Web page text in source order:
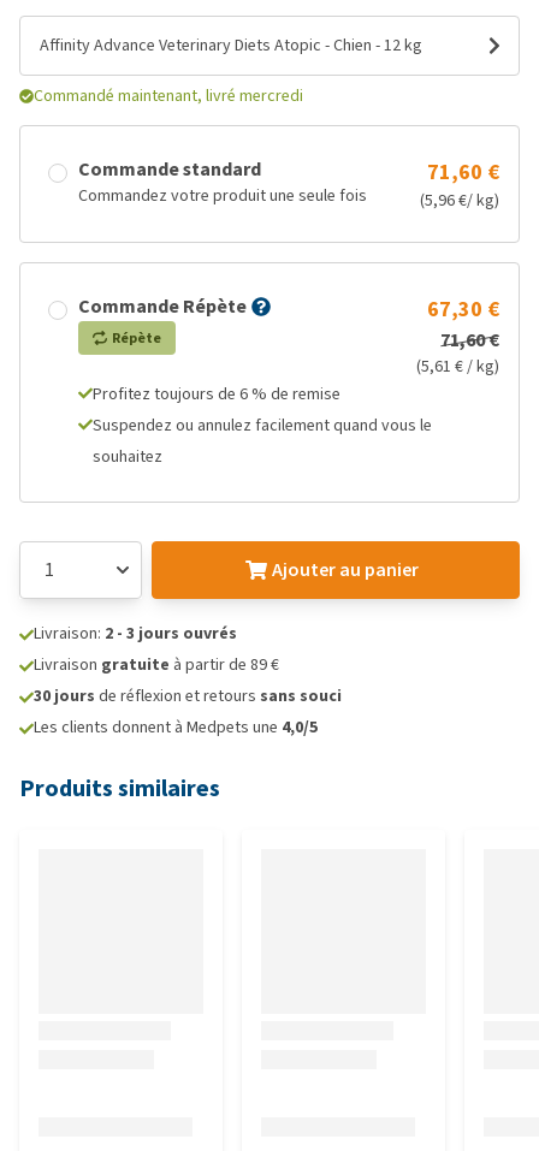
Affinity Advance Veterinary Diets Atopic - Chien - 12 kg
Commandé maintenant, livré mercredi
Commande standard
Commandez votre produit une seule fois
71,60 €
(5,96 €/ kg)
Commande Répète
Répète
67,30 €
71,60 €
(5,61 € / kg)
Profitez toujours de 6 % de remise
Suspendez ou annulez facilement quand vous le
souhaitez
Ajouter au panier
Livraison: 2 - 3 jours ouvrés
Livraison gratuite à partir de 89 €
30 jours de réflexion et retours sans souci
Les clients donnent à Medpets une 4,0/5
Produits similaires